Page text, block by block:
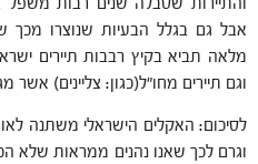
והתיירות שסבלה שנים רבות משפל
אבל גם בגלל הבעיות שנוצרו מכך
מלאה תביא בקיץ רבבות תיירים
וגם תיירים מחו"ל(כגון: צליינים) אשר
לסיכום: האקלים הישראלי משתנה
וגרם לכך שאנו נהנים ממראות שלא